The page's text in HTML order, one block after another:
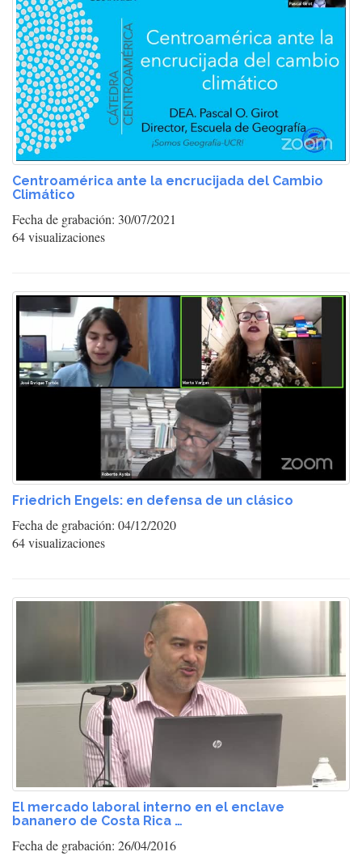
Centroamérica ante la encrucijada del Cambio
Climático
Fecha de grabación: 30/07/2021
64 visualizaciones
Friedrich Engels: en defensa de un clásico
Fecha de grabación: 04/12/2020
64 visualizaciones
El mercado laboral interno en el enclave
bananero de Costa Rica …
Fecha de grabación: 26/04/2016